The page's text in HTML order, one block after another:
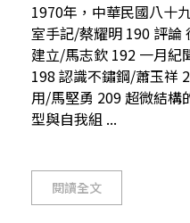
1970年，中華民國八十
室手記/蔡耀明 190 評
建立/馬志欽 192 一月紀
198 認識不鏽鋼/蕭玉祥
用/馬堅勇 209 超微結構
型與自我組 ...
閱讀全文